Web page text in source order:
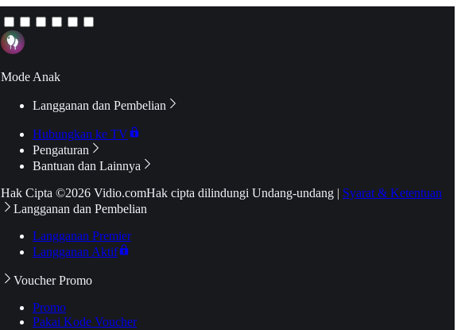
Mode Anak
Langganan dan Pembelian
Hubungkan ke TV
Pengaturan
Bantuan dan Lainnya
Hak Cipta ©2026 Vidio.comHak cipta dilindungi Undang-undang | Syarat & Ketentuan
Langganan dan Pembelian
Langganan Premier
Langganan Aktif
Voucher Promo
Promo
Pakai Kode Voucher